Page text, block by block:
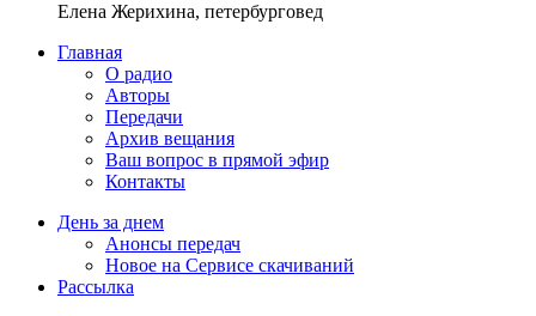
Елена Жерихина, петербурговед
Главная
О радио
Авторы
Передачи
Архив вещания
Ваш вопрос в прямой эфир
Контакты
День за днем
Анонсы передач
Новое на Сервисе скачиваний
Рассылка